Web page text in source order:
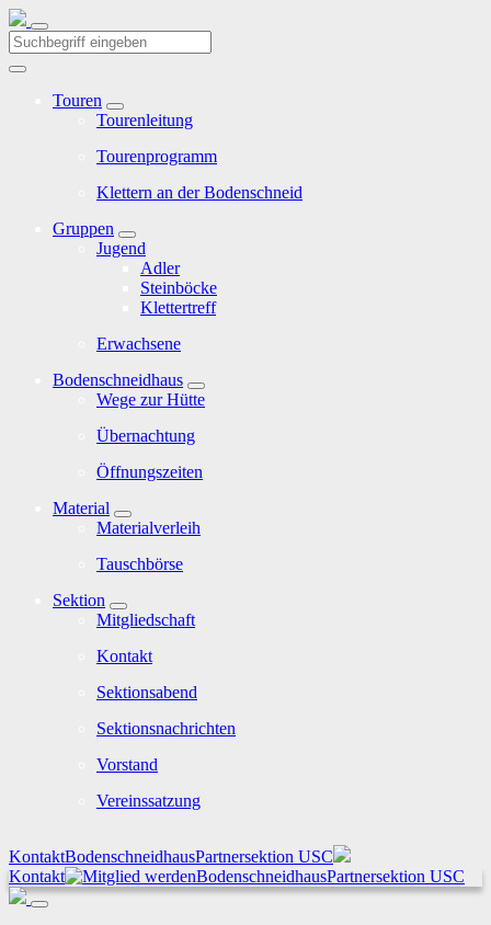
Touren
Tourenleitung
Tourenprogramm
Klettern an der Bodenschneid
Gruppen
Jugend
Adler
Steinböcke
Klettertreff
Erwachsene
Bodenschneidhaus
Wege zur Hütte
Übernachtung
Öffnungszeiten
Material
Materialverleih
Tauschbörse
Sektion
Mitgliedschaft
Kontakt
Sektionsabend
Sektionsnachrichten
Vorstand
Vereinssatzung
KontaktBodenschneidhausPartnersektion USC
Kontakt
BodenschneidhausPartnersektion USC